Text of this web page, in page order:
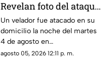
Revelan foto del ataque
al velador en
Aguascalientes
Un velador fue atacado en su
domicilio la noche del martes
4 de agosto en
Aguascalientes; aquí te
agosto 05, 2026 12:11 p. m.